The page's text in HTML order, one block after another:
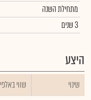
מתחילת השנה
3 שנים
היצע
שינוי ₪ שווי באלפי